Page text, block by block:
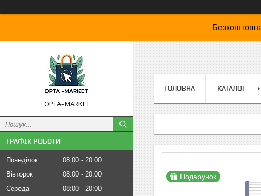
OPTA–MARKET
ГРАФІК РОБОТИ
Понеділок 08:00
20:00
Вівторок
08:00
20:00
Середа
08:00
20:00
ГОЛОВНА КАТАЛОГ
Подарунок